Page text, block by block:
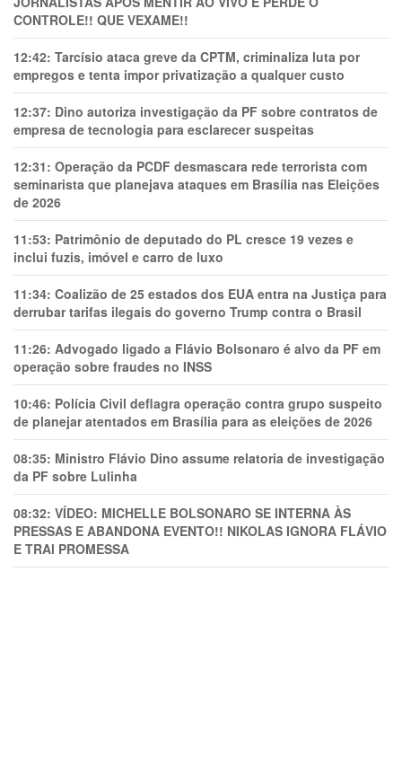
CONTROLE!! QUE VEXAME!!
12:42: Tarcísio ataca greve da CPTM, criminaliza luta por
empregos e tenta impor privatização a qualquer custo
12:37: Dino autoriza investigação da PF sobre contratos de
empresa de tecnologia para esclarecer suspeitas
12:31: Operação da PCDF desmascara rede terrorista com
seminarista que planejava ataques em Brasília nas Eleições
de 2026
11:53: Patrimônio de deputado do PL cresce 19 vezes e
inclui fuzis, imóvel e carro de luxo
11:34: Coalizão de 25 estados dos EUA entra na Justiça para
derrubar tarifas ilegais do governo Trump contra o Brasil
11:26: Advogado ligado a Flávio Bolsonaro é alvo da PF em
operação sobre fraudes no INSS
10:46: Polícia Civil deflagra operação contra grupo suspeito
de planejar atentados em Brasília para as eleições de 2026
08:35: Ministro Flávio Dino assume relatoria de investigação
da PF sobre Lulinha
08:32: VÍDEO: MICHELLE BOLSONARO SE INTERNA ÀS
PRESSAS E ABANDONA EVENTO!! NIKOLAS IGNORA FLÁVIO
E TRAl PROMESSA